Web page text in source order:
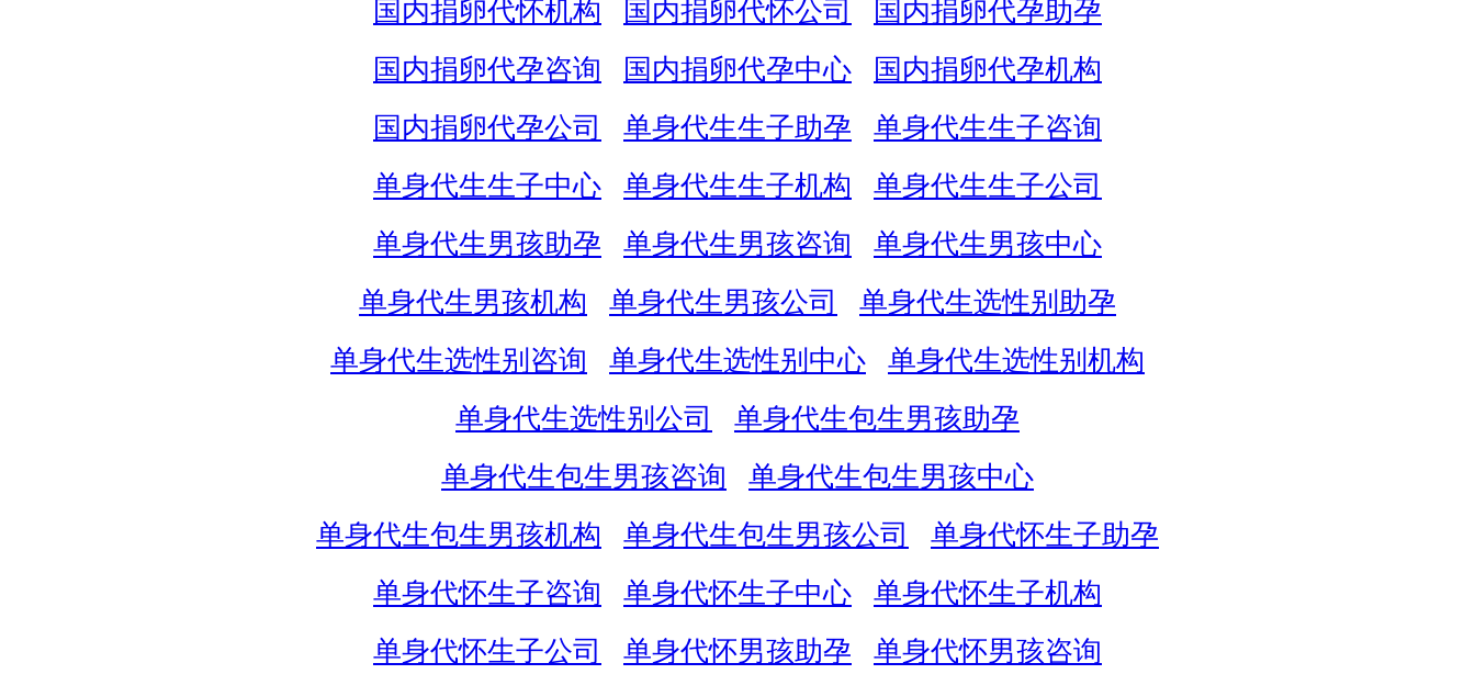
国内捐卵代怀机构
国内捐卵代怀公司
国内捐卵代孕助孕
国内捐卵代孕咨询
国内捐卵代孕中心
国内捐卵代孕机构
国内捐卵代孕公司
单身代生生子助孕
单身代生生子咨询
单身代生生子中心
单身代生生子机构
单身代生生子公司
单身代生男孩助孕
单身代生男孩咨询
单身代生男孩中心
单身代生男孩机构
单身代生男孩公司
单身代生选性别助孕
单身代生选性别咨询
单身代生选性别中心
单身代生选性别机构
单身代生选性别公司
单身代生包生男孩助孕
单身代生包生男孩咨询
单身代生包生男孩中心
单身代生包生男孩机构
单身代生包生男孩公司
单身代怀生子助孕
单身代怀生子咨询
单身代怀生子中心
单身代怀生子机构
单身代怀生子公司
单身代怀男孩助孕 单身代怀男孩咨询